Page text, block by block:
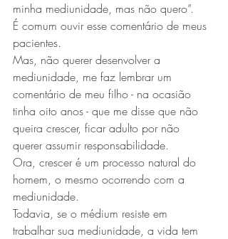
minha mediunidade, mas não quero”.
É comum ouvir esse comentário de meus
pacientes.
Mas, não querer desenvolver a
mediunidade, me faz lembrar um
comentário de meu filho - na ocasião
tinha oito anos - que me disse que não
queira crescer, ficar adulto por não
querer assumir responsabilidade.
Ora, crescer é um processo natural do
homem, o mesmo ocorrendo com a
mediunidade.
Todavia, se o médium resiste em
trabalhar sua mediunidade, a vida tem